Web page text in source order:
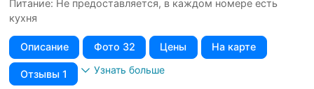
Питание: Не предоставляется, в каждом номере есть
кухня
Описание Фото 32 Цены На карте
Отзывы 1 Узнать больше